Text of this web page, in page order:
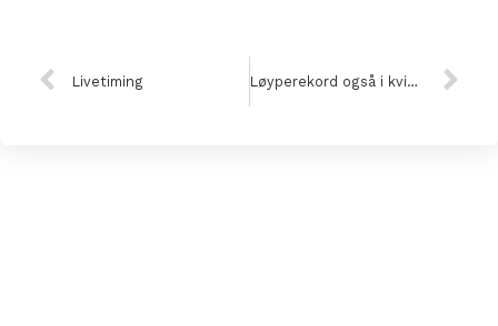
Livetiming Løyperekord også i kvinneklassen